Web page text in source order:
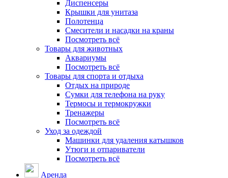
Диспенсеры
Крышки для унитаза
Полотенца
Смесители и насадки на краны
Посмотреть всё
Товары для животных
Аквариумы
Посмотреть всё
Товары для спорта и отдыха
Отдых на природе
Сумки для телефона на руку
Термосы и термокружки
Тренажеры
Посмотреть всё
Уход за одеждой
Машинки для удаления катышков
Утюги и отпариватели
Посмотреть всё
Аренда